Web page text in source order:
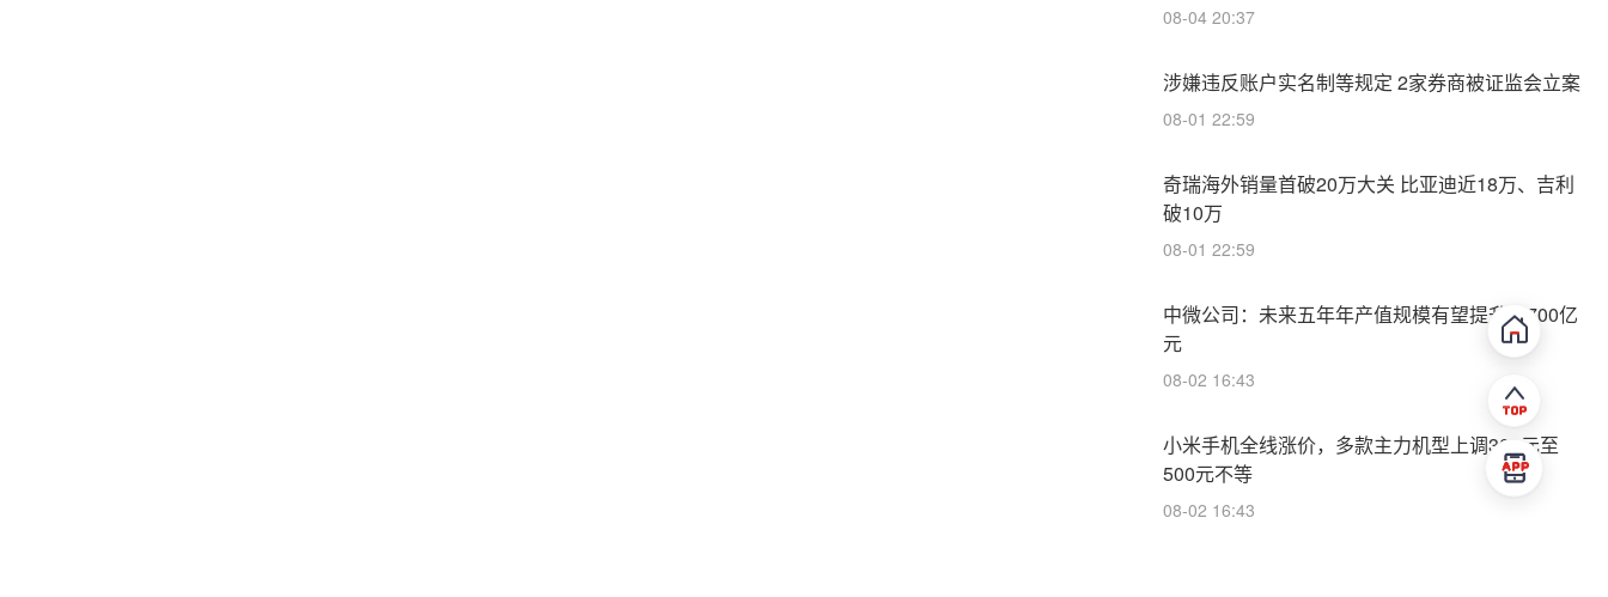
08-04 20:37
涉嫌违反账户实名制等规定 2家券商被证监会立案
08-01 22:59
奇瑞海外销量首破20万大关 比亚迪近18万、吉利
破10万
08-01 22:59
中微公司：未来五年年产值规模有望提升至700亿
元
08-02 16:43
小米手机全线涨价，多款主力机型上调300元至
500元不等
08-02 16:43